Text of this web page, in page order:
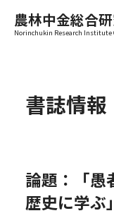
農林中金総合
Norinchukin Research Institute
書誌情報
論題：「愚
歴史に学ぶ」